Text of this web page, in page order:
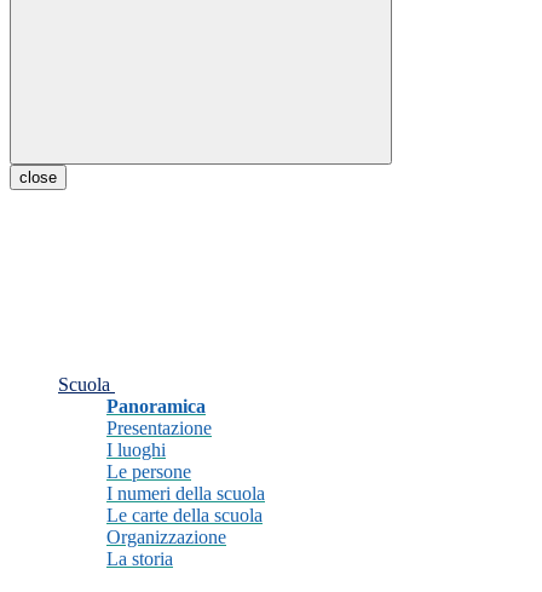
close
Scuola
Panoramica
Presentazione
I luoghi
Le persone
I numeri della scuola
Le carte della scuola
Organizzazione
La storia